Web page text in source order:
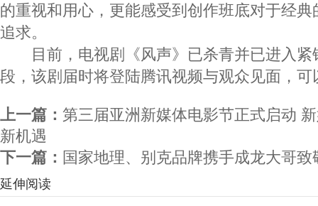
的重视和用心，更能感受到创作班底对于经
追求。
目前，电视剧《风声》已杀青并已进入紧
段，该剧届时将登陆腾讯视频与观众见面，可
上一篇： 第三届亚洲新媒体电影节正式启动
新机遇
下一篇： 国家地理、别克品牌携手成龙大哥致
延伸阅读